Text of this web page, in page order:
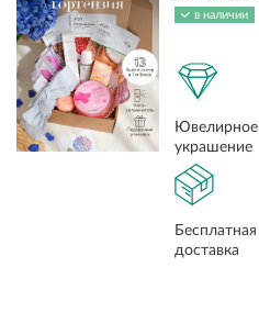
в наличии
Ювелирное
украшение
Бесплатная
доставка